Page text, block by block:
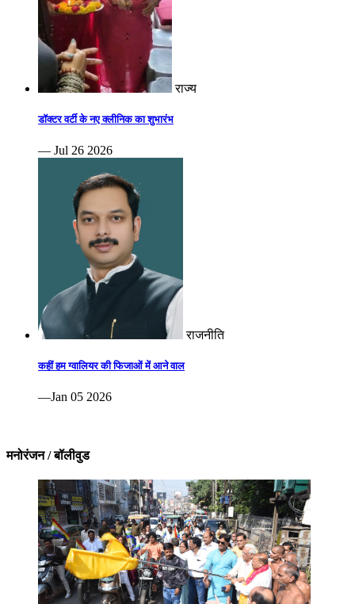
राज्य
डॉक्टर वर्टी के नए क्लीनिक का शुभारंभ
— Jul 26 2026
राजनीति
कहीं हम ग्वालियर की फिजाओं में आने वाल
—Jan 05 2026
मनोरंजन / बॉलीवुड